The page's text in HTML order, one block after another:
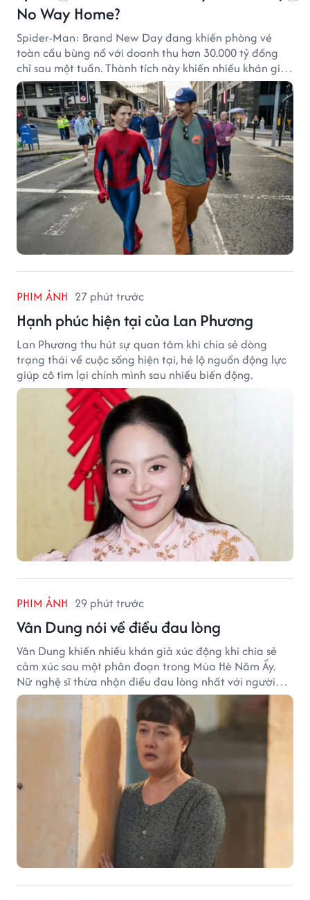
No Way Home?
Spider-Man: Brand New Day đang khiến phòng vé
toàn cầu bùng nổ với doanh thu hơn 30.000 tỷ đồng
chỉ sau một tuần. Thành tích này khiến nhiều khán giả
đặt câu hỏi liệu bộ phim mới của Tom Holland có thể
phá kỷ lục mà No Way Home từng thiết lập hay không.
PHIM ẢNH 27 phút trước
Hạnh phúc hiện tại của Lan Phương
Lan Phương thu hút sự quan tâm khi chia sẻ dòng
trạng thái về cuộc sống hiện tại, hé lộ nguồn động lực
giúp cô tìm lại chính mình sau nhiều biến động.
PHIM ẢNH 29 phút trước
Vân Dung nói về điều đau lòng
Vân Dung khiến nhiều khán giả xúc động khi chia sẻ
cảm xúc sau một phân đoạn trong Mùa Hè Năm Ấy.
Nữ nghệ sĩ thừa nhận điều đau lòng nhất với người
mẹ không phải sự nghèo khó, mà là khi các con phải
chứng kiến những tổn thương trong chính ngôi nhà